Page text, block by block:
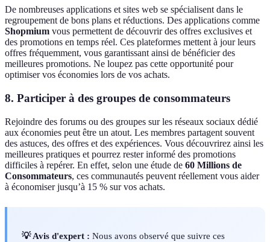
De nombreuses applications et sites web se spécialisent dans le
regroupement de bons plans et réductions. Des applications comme
Shopmium vous permettent de découvrir des offres exclusives et
des promotions en temps réel. Ces plateformes mettent à jour leurs
offres fréquemment, vous garantissant ainsi de bénéficier des
meilleures promotions. Ne loupez pas cette opportunité pour
optimiser vos économies lors de vos achats.
8. Participer à des groupes de consommateurs
Rejoindre des forums ou des groupes sur les réseaux sociaux dédié
aux économies peut être un atout. Les membres partagent souvent
des astuces, des offres et des expériences. Vous découvrirez ainsi les
meilleures pratiques et pourrez rester informé des promotions
difficiles à repérer. En effet, selon une étude de 60 Millions de
Consommateurs, ces communautés peuvent réellement vous aider
à économiser jusqu’à 15 % sur vos achats.
💡 Avis d'expert : Nous avons observé que suivre ces